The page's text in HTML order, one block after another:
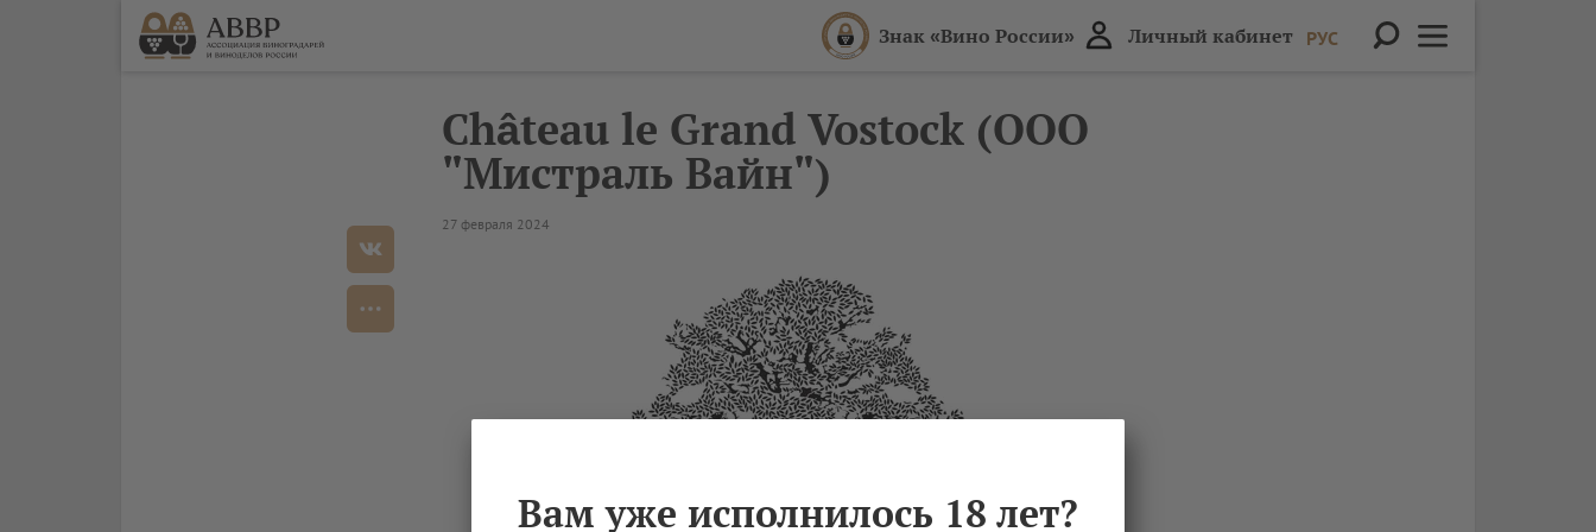
Знак «Вино России» Личный кабинет РУС
Château le Grand Vostock (ООО
"Мистраль Вайн")
27 февраля 2024
Вам уже исполнилось 18 лет?